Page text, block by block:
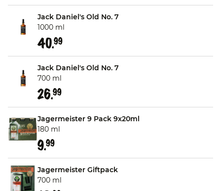
Jack Daniel's Old No. 7
1000 ml
40.99
Jack Daniel's Old No. 7
700 ml
26.99
Jagermeister 9 Pack 9x20ml
180 ml
9.99
Jagermeister Giftpack
700 ml